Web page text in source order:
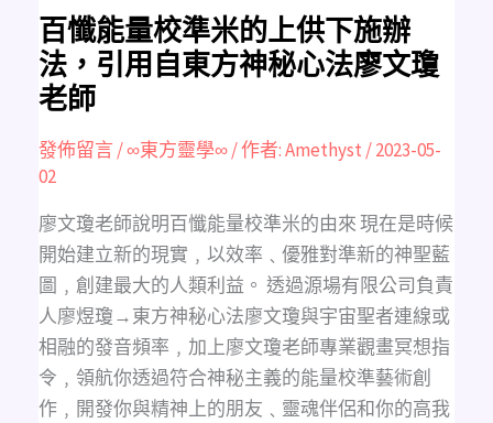
百懺能量校準米的上供下施辦
法，引用自東方神秘心法廖文瓊
老師
發佈留言/∞東方靈學∞/ 作者:Amethyst /2023-05-
02
廖文瓊老師說明百懺能量校準米的由來 現在是時候
開始建立新的現實﹐以效率﹑優雅對準新的神聖藍
圖﹐創建最大的人類利益。 透過源場有限公司負責
人廖煜瓊→東方神秘心法廖文瓊與宇宙聖者連線或
相融的發音頻率﹐加上廖文瓊老師專業觀畫冥想指
令﹐領航你透過符合神秘主義的能量校準藝術創
作﹐開發你與精神上的朋友﹑靈魂伴侶和你的高我
東
方
神
秘
心
法
廖
瓊
老